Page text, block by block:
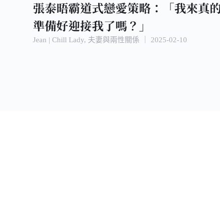
張泰晤霸道式戀愛策略：「我來真
準備好迎接我了嗎？」
Jean | Chill Lady, 夫妻與兩性關係 2025-02-10